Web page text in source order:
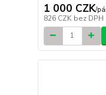
1 000 CZK/
826 CZK bez DPH